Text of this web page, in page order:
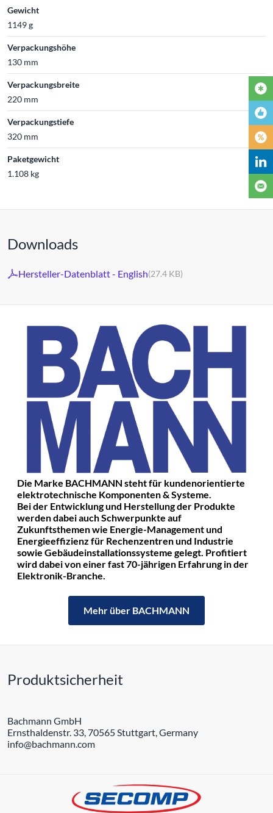
Gewicht
1149 g
Verpackungshöhe
130 mm
Verpackungsbreite
220 mm
Verpackungstiefe
320 mm
Paketgewicht
1.108 kg
Downloads
Hersteller-Datenblatt - English(27.4 KB)
Die Marke BACHMANN steht für kundenorientierte
elektrotechnische Komponenten & Systeme.
Bei der Entwicklung und Herstellung der Produkte
werden dabei auch Schwerpunkte auf
Zukunftsthemen wie Energie-Management und
Energieeffizienz für Rechenzentren und Industrie
sowie Gebäudeinstallationssysteme gelegt. Profitiert
wird dabei von einer fast 70-jährigen Erfahrung in der
Elektronik-Branche.
Mehr über BACHMANN
Produktsicherheit
Bachmann GmbH
Ernsthaldenstr. 33, 70565 Stuttgart, Germany
info@bachmann.com